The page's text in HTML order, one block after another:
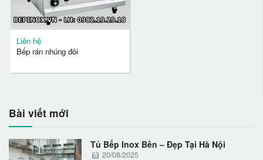
Liên hệ
Bếp rán nhúng đôi
Bài viết mới
Tủ Bếp Inox Bền – Đẹp Tại Hà Nội
20/08/2025